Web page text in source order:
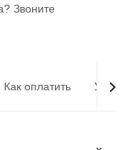
Звоните
Как оплатить